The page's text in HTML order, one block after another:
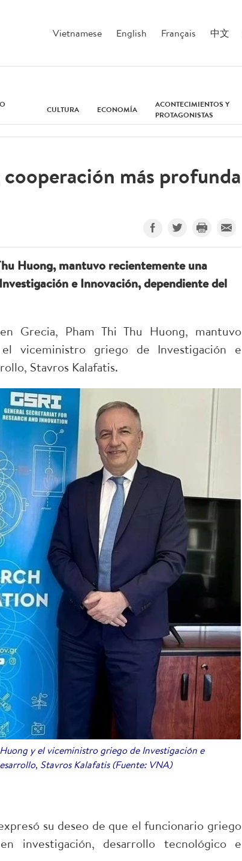
Vietnamese English Français 中文
CULTURA ECONOMÍA
ACONTECIMIENTOS Y
PROTAGONISTAS
más profunda
Huong, mantuvo recientemente una
e Innovación, dependiente del
Grecia, Pham Thi Thu Huong, mantuvo
viceministro griego de Investigación e
Stavros Kalafatis.
y el viceministro griego de Investigación e
Stavros Kalafatis (Fuente: VNA)
su deseo de que el funcionario griego
investigación, desarrollo tecnológico e